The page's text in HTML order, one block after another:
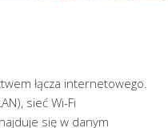
łącza internetowego.
sieć Wi-Fi
się w danym